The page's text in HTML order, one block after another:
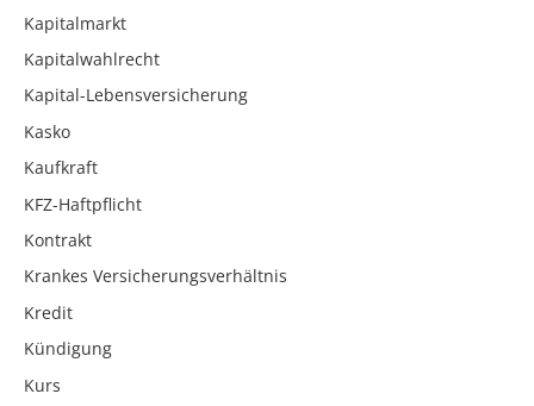
Kapitalmarkt
Kapitalwahlrecht
Kapital-Lebensversicherung
Kasko
Kaufkraft
KFZ-Haftpflicht
Kontrakt
Krankes Versicherungsverhältnis
Kredit
Kündigung
Kurs